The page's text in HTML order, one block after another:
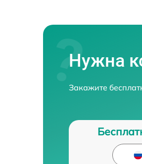
Нужна
Закажите